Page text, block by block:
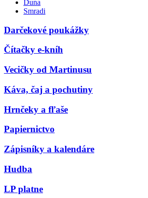
Duna
Smradi
Darčekové poukážky
Čítačky e-kníh
Vecičky od Martinusu
Káva, čaj a pochutiny
Hrnčeky a fľaše
Papiernictvo
Zápisníky a kalendáre
Hudba
LP platne